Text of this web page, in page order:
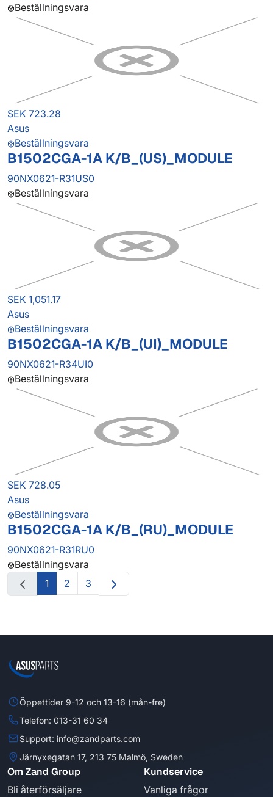
Beställningsvara
SEK 723.28
Asus
Beställningsvara
B1502CGA-1A K/B_(US)_MODULE
90NX0621-R31US0
Beställningsvara
SEK 1,051.17
Asus
Beställningsvara
B1502CGA-1A K/B_(UI)_MODULE
90NX0621-R34UI0
Beställningsvara
SEK 728.05
Asus
Beställningsvara
B1502CGA-1A K/B_(RU)_MODULE
90NX0621-R31RU0
Beställningsvara
1
2 3
Öppettider 9-12 och 13-16 (mån-fre)
Telefon: 013-31 60 34
Support: info@zandparts.com
Järnyxegatan 17, 213 75 Malmö, Sweden
Om Zand Group
Bli återförsäljare
Kundservice
Vanliga frågor